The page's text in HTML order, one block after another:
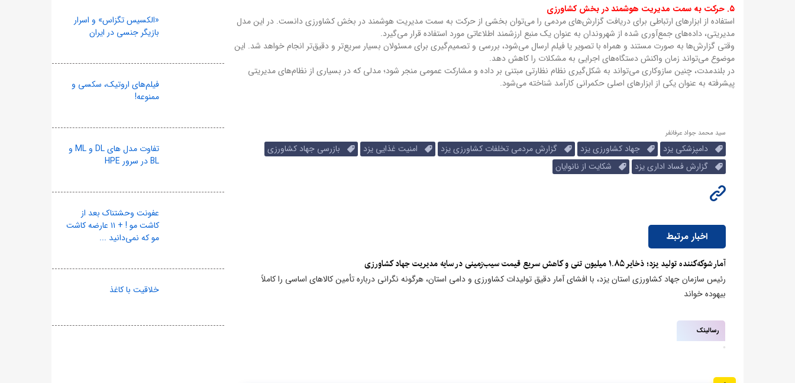
۵. حرکت به سمت مدیریت هوشمند در بخش کشاورزی
استفاده از ابزارهای ارتباطی برای دریافت گزارش‌های مردمی را می‌توان بخشی از حرکت به سمت مدیریت هوشمند در بخش کشاورزی دانست. در این مدل
مدیریتی، داده‌های جمع‌آوری شده از شهروندان به عنوان یک منبع ارزشمند اطلاعاتی مورد استفاده قرار می‌گیرد.
وقتی گزارش‌ها به صورت مستند و همراه با تصویر یا فیلم ارسال می‌شود، بررسی و تصمیم‌گیری برای مسئولان بسیار سریع‌تر و دقیق‌تر انجام خواهد شد. این
موضوع می‌تواند زمان واکنش دستگاه‌های اجرایی به مشکلات را کاهش دهد.
در بلندمدت، چنین سازوکاری می‌تواند به شکل‌گیری نظام نظارتی مبتنی بر داده و مشارکت عمومی منجر شود؛ مدلی که در بسیاری از نظام‌های مدیریتی
پیشرفته به عنوان یکی از ابزارهای اصلی حکمرانی کارآمد شناخته می‌شود.
سید محمد جواد عرفانفر
دامپزشکی یزد جهاد کشاورزی یزد گزارش مردمی تخلفات کشاورزی یزد امنیت غذایی یزد
بازرسی جهاد کشاورزی
گزارش فساد اداری یزد
شکایت از نانوایان
اخبار مرتبط
آمار شوکه‌کننده تولید یزد؛ ذخایر ۱.۸۵ میلیون تنی و کاهش سریع قیمت سیب‌زمینی در سایه مدیریت جهاد کشاورزی
رئیس سازمان جهاد کشاورزی استان یزد، با افشای آمار دقیق تولیدات کشاورزی و دامی استان، هرگونه نگرانی درباره تأمین کالاهای اساسی را کاملاً
بیهوده خواند
رسالینک
«الکسیس تگزاس» و اسرار
بازیگر جنسی در ایران
فیلم‌های اروتیک، سکسی و
ممنوعه!
تفاوت مدل های DL و ML و
BL در سرور HPE
عفونت وحشتناک بعد از
کاشت مو ! + ۱۱ عارضه کاشت
مو که نمی‌دانید ...
خلاقیت با کاغذ